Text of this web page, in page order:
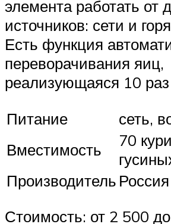
элемента работать от
источников: сети и
Есть функция
переворачивания яиц,
реализующаяся 10 раз
Питание
сеть,
Вместимость
70
Производитель Россия
Стоимость: от 2 500